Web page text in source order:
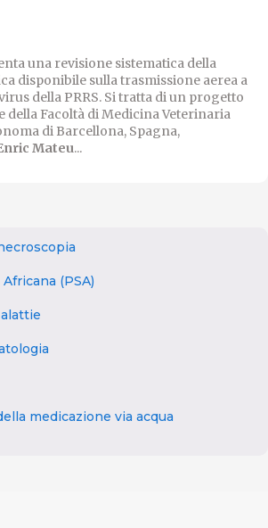
una revisione sistematica della
disponibile sulla trasmissione aerea a
della PRRS. Si tratta di un progetto
della Facoltà di Medicina Veterinaria
di Barcellona, ​​Spagna,
Mateu...
(PSA)
medicazione via acqua